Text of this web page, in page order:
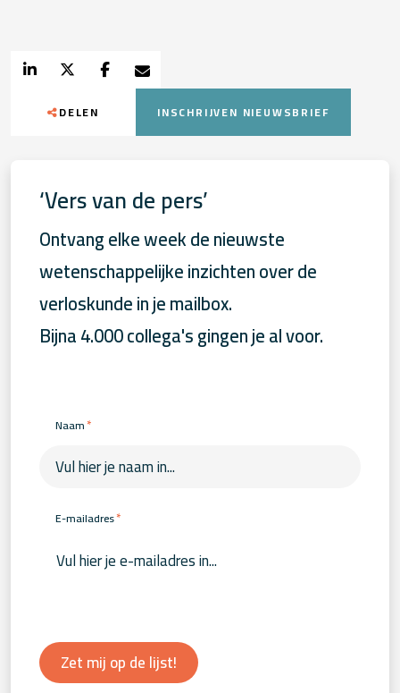
DELEN INSCHRIJVEN NIEUWSBRIEF
‘Vers van de pers’
Ontvang elke week de nieuwste
wetenschappelijke inzichten over de
verloskunde in je mailbox.
Bijna 4.000 collega's gingen je al voor.
Naam*
E-mailadres*
Zet mij op de lijst!